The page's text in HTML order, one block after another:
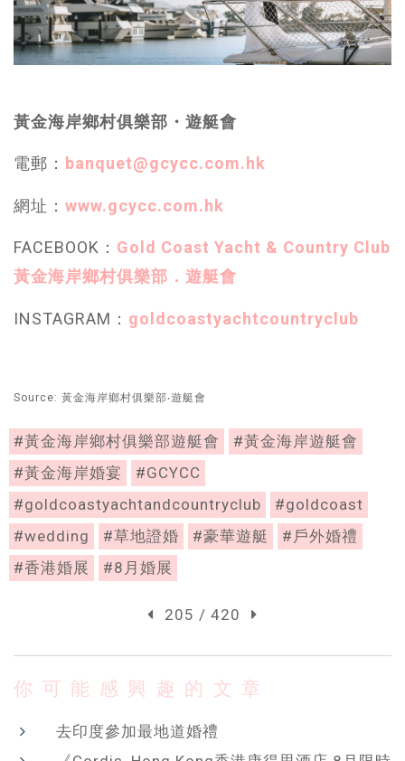
黃金海岸鄉村俱樂部・遊艇會
電郵： banquet@gcycc.com.hk
網址： www.gcycc.com.hk
FACEBOOK： Gold Coast Yacht & Country Club
黃金海岸鄉村俱樂部．遊艇會
INSTAGRAM： goldcoastyachtcountryclub
Source: 黃金海岸鄉村俱樂部‧遊艇會
#黃金海岸鄉村俱樂部遊艇會
#黃金海岸遊艇會
#黃金海岸婚宴
#GCYCC
#goldcoastyachtandcountryclub
#goldcoast
#wedding
#草地證婚 #豪華遊艇
#戶外婚禮
#香港婚展
#8月婚展
205 / 420
你可能感興趣的文章
去印度參加最地道婚禮